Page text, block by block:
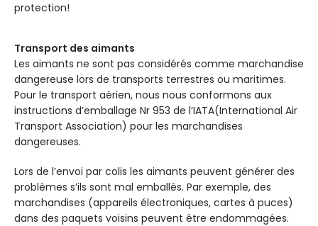
protection!
Transport des aimants
Les aimants ne sont pas considérés comme marchandise
dangereuse lors de transports terrestres ou maritimes.
Pour le transport aérien, nous nous conformons aux
instructions d’emballage Nr 953 de l’IATA(International Air
Transport Association) pour les marchandises
dangereuses.
Lors de l’envoi par colis les aimants peuvent générer des
problèmes s’ils sont mal emballés. Par exemple, des
marchandises (appareils électroniques, cartes à puces)
dans des paquets voisins peuvent être endommagées.